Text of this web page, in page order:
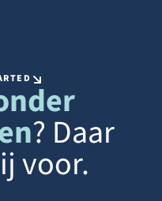
? Daar
voor.